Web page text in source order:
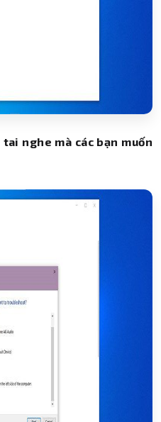
tai nghe mà các bạn muốn